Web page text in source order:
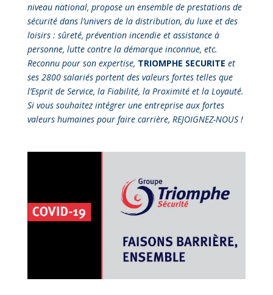
niveau national, propose un ensemble de prestations de
sécurité dans l’univers de la distribution, du luxe et des
loisirs : sûreté, prévention incendie et assistance à
personne, lutte contre la démarque inconnue, etc.
Reconnu pour son expertise, TRIOMPHE SECURITE et
ses 2800 salariés portent des valeurs fortes telles que
l’Esprit de Service, la Fiabilité, la Proximité et la Loyauté.
Si vous souhaitez intégrer une entreprise aux fortes
valeurs humaines pour faire carrière, REJOIGNEZ-NOUS !